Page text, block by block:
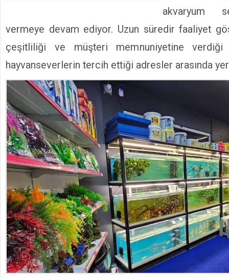
akvaryum
vermeye devam ediyor. Uzun süredir faaliyet
çeşitliliği ve müşteri memnuniyetine verdiği
hayvanseverlerin tercih ettiği adresler arasında yer